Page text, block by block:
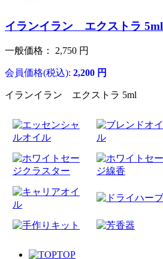
イランイラン エクストラ 5ml
一般価格： 2,750 円
会員価格(税込): 2,200 円
イランイラン エクストラ 5ml
TOP